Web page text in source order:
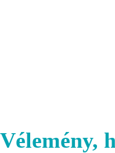
Vélemény,